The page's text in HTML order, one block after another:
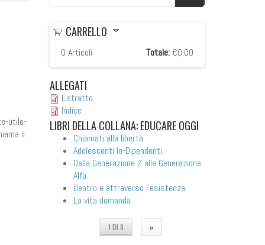
utile-
il
CARRELLO
0 Articoli Totale: €0,00
ALLEGATI
Estratto
Indice
LIBRI DELLA COLLANA: EDUCARE OGGI
Chiamati alla libertà
Adolescenti In-Dipendenti
Dalla Generazione Z alla Generazione
Alfa
Dentro e attraverso l'esistenza
La vita domanda
1 DI 8 »